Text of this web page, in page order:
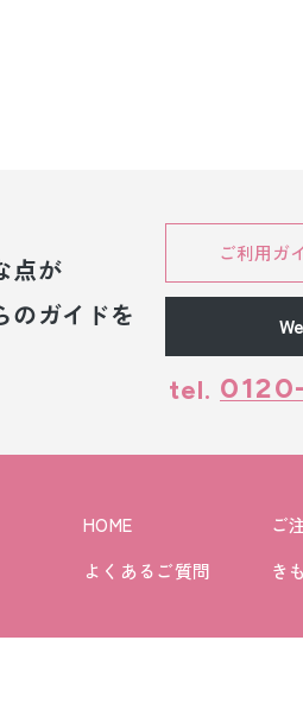
点が
のガイドを
ご利用ガ
tel.
HOME ご
よくあるご質問
き